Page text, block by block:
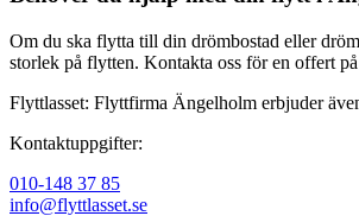
Om du ska flytta till din drömbostad eller
storlek på flytten. Kontakta oss för en offert
Flyttlasset: Flyttfirma Ängelholm erbjuder
Kontaktuppgifter:
010-148 37 85
info@flyttlasset.se